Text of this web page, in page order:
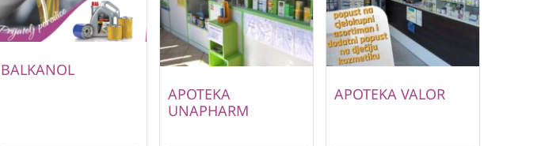
BALKANOL
APOTEKA
UNAPHARM
APOTEKA VALOR